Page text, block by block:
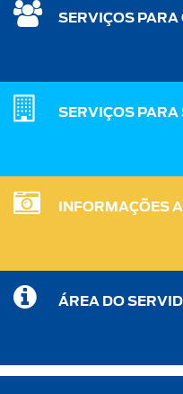
SERVIÇOS PARA
SERVIÇOS PARA
INFORMAÇÕES
ÁREA DO